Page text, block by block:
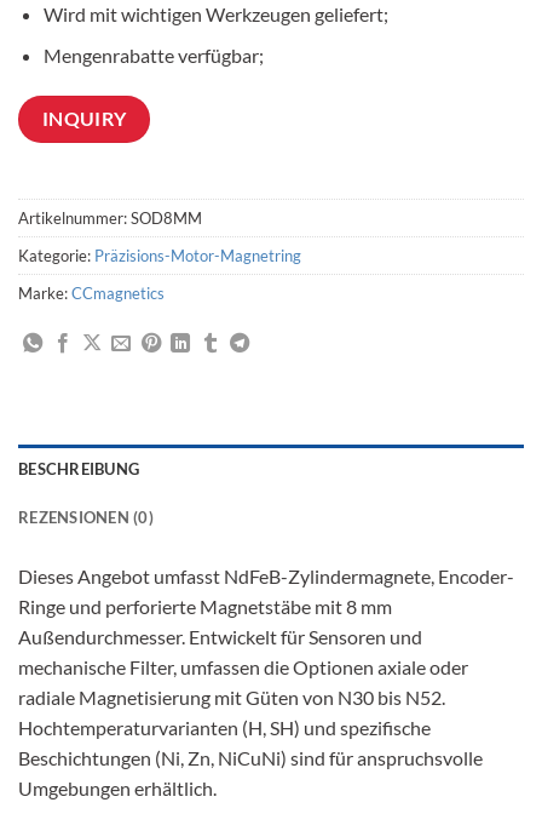
Wird mit wichtigen Werkzeugen geliefert;
Mengenrabatte verfügbar;
INQUIRY
Artikelnummer:SOD8MM
Kategorie: Präzisions-Motor-Magnetring
Marke:CCmagnetics
BESCHREIBUNG
REZENSIONEN (0)
Dieses Angebot umfasst NdFeB-Zylindermagnete, Encoder-
Ringe und perforierte Magnetstäbe mit 8 mm
Außendurchmesser. Entwickelt für Sensoren und
mechanische Filter, umfassen die Optionen axiale oder
radiale Magnetisierung mit Güten von N30 bis N52.
Hochtemperaturvarianten (H, SH) und spezifische
Beschichtungen (Ni, Zn, NiCuNi) sind für anspruchsvolle
Umgebungen erhältlich.